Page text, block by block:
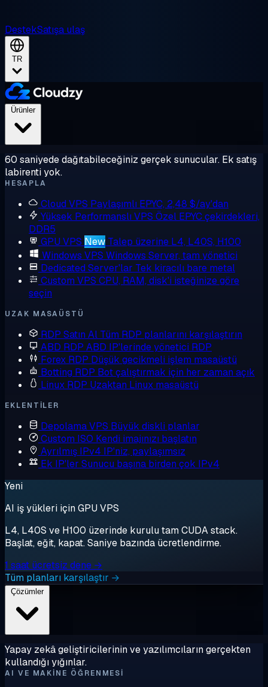
DestekSatışa ulaş
TR
Ürünler
60 saniyede dağıtabileceğiniz gerçek sunucular. Ek satış
labirenti yok.
HESAPLA
Cloud VPS Paylaşımlı EPYC, 2,48 $/ay'dan
Yüksek Performanslı VPS Özel EPYC çekirdekleri,
DDR5
GPU VPS New Talep üzerine L4, L40S, H100
Windows VPS Windows Server, tam yönetici
Dedicated Server'lar Tek kiracılı bare metal
Custom VPS CPU, RAM, disk'i isteğinize göre
seçin
UZAK MASAÜSTÜ
RDP Satın Al Tüm RDP planlarını karşılaştırın
ABD RDP ABD IP'lerinde yönetici RDP
Forex RDP Düşük gecikmeli işlem masaüstü
Botting RDP Bot çalıştırmak için her zaman açık
Linux RDP Uzaktan Linux masaüstü
EKLENTILER
Depolama VPS Büyük diskli planlar
Custom ISO Kendi imajınızı başlatın
Ayrılmış IPv4 IP'niz, paylaşımsız
Ek IP'ler Sunucu başına birden çok IPv4
Yeni
AI iş yükleri için GPU VPS
L4, L40S ve H100 üzerinde kurulu tam CUDA stack.
Başlat, eğit, kapat. Saniye bazında ücretlendirme.
1 saat ücretsiz dene →
Tüm planları karşılaştır →
Çözümler
Yapay zekâ geliştiricilerinin ve yazılımcıların gerçekten
kullandığı yığınlar.
AI VE MAKINE ÖĞRENMESI